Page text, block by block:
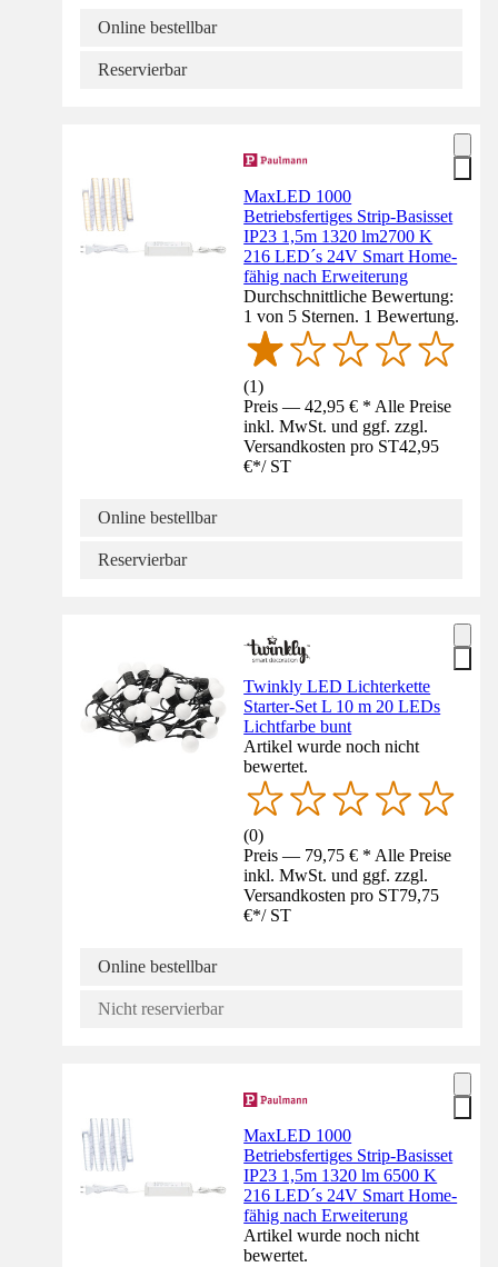
Online bestellbar
Reservierbar
MaxLED 1000
Betriebsfertiges Strip-Basisset
IP23 1,5m 1320 lm2700 K
216 LED´s 24V Smart Home-
fähig nach Erweiterung
Durchschnittliche Bewertung:
1 von 5 Sternen. 1 Bewertung.
(1)
Preis — 42,95 € * Alle Preise
inkl. MwSt. und ggf. zzgl.
Versandkosten pro ST42,95
€*/ ST
Online bestellbar
Reservierbar
Twinkly LED Lichterkette
Starter-Set L 10 m 20 LEDs
Lichtfarbe bunt
Artikel wurde noch nicht
bewertet.
(0)
Preis — 79,75 € * Alle Preise
inkl. MwSt. und ggf. zzgl.
Versandkosten pro ST79,75
€*/ ST
Online bestellbar
Nicht reservierbar
MaxLED 1000
Betriebsfertiges Strip-Basisset
IP23 1,5m 1320 lm 6500 K
216 LED´s 24V Smart Home-
fähig nach Erweiterung
Artikel wurde noch nicht
bewertet.